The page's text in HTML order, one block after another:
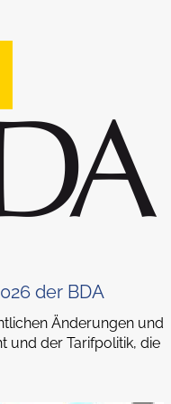
der BDA
Änderungen und
und der Tarifpolitik, die